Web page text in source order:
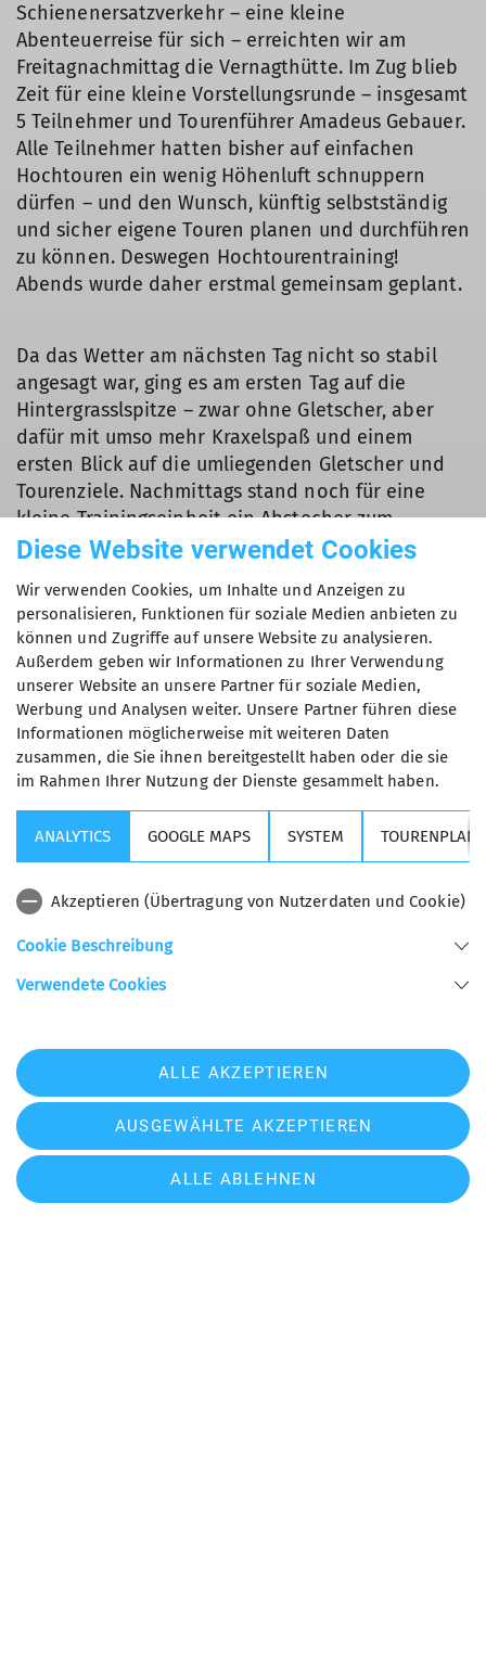
Schienenersatzverkehr – eine kleine
Abenteuerreise für sich – erreichten wir am
Freitagnachmittag die Vernagthütte. Im Zug blieb
Zeit für eine kleine Vorstellungsrunde – insgesamt
5 Teilnehmer und Tourenführer Amadeus Gebauer.
Alle Teilnehmer hatten bisher auf einfachen
Hochtouren ein wenig Höhenluft schnuppern
dürfen – und den Wunsch, künftig selbstständig
und sicher eigene Touren planen und durchführen
zu können. Deswegen Hochtourentraining!
Abends wurde daher erstmal gemeinsam geplant.
Da das Wetter am nächsten Tag nicht so stabil
angesagt war, ging es am ersten Tag auf die
Hintergrasslspitze – zwar ohne Gletscher, aber
dafür mit umso mehr Kraxelspaß und einem
ersten Blick auf die umliegenden Gletscher und
Tourenziele. Nachmittags stand noch für eine
kleine Trainingseinheit ein Abstecher zum
Gletscher an. Teilnehmerin Asti, die erst eine
Fortgeschrittenenkurs absolviert hatte, zeigte
ihre Standaufbau-Künste. Wir besprachen noch
ein paar mögliche Sicherungstechniken am
Gletscher, drehten ein paar Eisschrauben und
testeten Steigeisen und Pickel.
Am zweiten Tag stand die Hochvernagtspitze auf
dem Programm. Trotz der eigentlich als leicht
eingestuften Tour, erwarteten uns ein kleineres
Steilstück am Gletscher und einiges an Spalten –
also Aufbau Fixseil. Neu für die meisten. Asti
durfte ihre Standaufbau- und Seilkünste gleich in
Realität anwenden. Und unter Amadeus
Anweisungen erklommen alle das kurze Steilstück.
– Blick auf die Wildspitze.
um halb 5 und mit Stirnlampen im Dunkeln.
Wetter und die Bedingungen enttäuschten nicht,
sodass wir bereits um 10 Uhr auf dem Gipfel
standen – mit traumhaftem Blick. Der Abstieg und
Weg rüber zu den Pitztalgletscherbahnen bot
noch einmal alles – strahlend blauen Himmel,
Diese Website verwendet Cookies
Wir verwenden Cookies, um Inhalte und Anzeigen zu
personalisieren, Funktionen für soziale Medien anbieten zu
können und Zugriffe auf unsere Website zu analysieren.
Außerdem geben wir Informationen zu Ihrer Verwendung
unserer Website an unsere Partner für soziale Medien,
Werbung und Analysen weiter. Unsere Partner führen diese
Informationen möglicherweise mit weiteren Daten
zusammen, die Sie ihnen bereitgestellt haben oder die sie
im Rahmen Ihrer Nutzung der Dienste gesammelt haben.
ANALYTICS GOOGLE MAPS SYSTEM
Akzeptieren (Übertragung von Nutzerdaten und Cookie)
Cookie Beschreibung
Verwendete Cookies
ALLE AKZEPTIEREN
AUSGEWÄHLTE AKZEPTIEREN
ALLE ABLEHNEN